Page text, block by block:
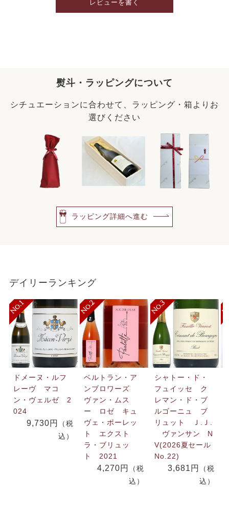
レビューを書く
熨斗・ラッピングについて
シチュエーションに合わせて、ラッピング・箱よりお
選びください
ラッピング詳細へ進む
デイリーランキング
ドメーヌ・ルフ
レーヴ マコ
ン・ヴェルゼ 2
024
9,730円
（税
込）
ベルトラン・ア
ンブロワーズ
ヴァン・ムス
ー ロゼ キュ
ヴェ・ポーレッ
ト エクスト
ラ・ブリュッ
ト 2021
4,270円
（税
込）
シャトー・ド・
フュイッセ ク
レマン・ド・ブ
ルゴーニュ ブ
リュット Ｊ.Ｊ.
ヴァンサン N
V(2026夏セール
No.22)
3,681円
（税
込）